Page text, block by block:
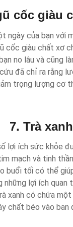
cốc giàu
ngày của bạn với
cốc giàu chất xơ
no lâu và cũng
đã chỉ ra rằng
trọng lượng cơ
7. Trà xanh
lợi ích sức khỏe
mạch và tinh
buổi tối có thể
lợi ích quan
xanh có chứa
chất béo vào ban